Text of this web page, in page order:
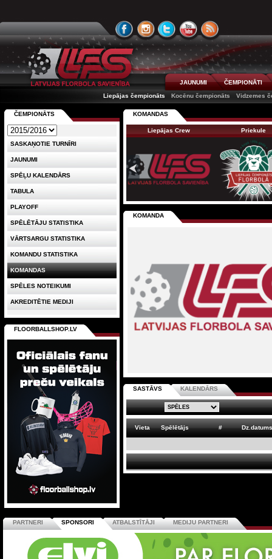
JAUNUMI
ČEMPIONĀTI
Liepājas čempionāts
Kocēnu čempionāts Vidzemes
KOMANDAS
Liepājas Crew Priekule
KOMANDA
SASTĀVS KALENDĀRS
Vieta Spēlētājs # Dz.datums
ČEMPIONĀTS
SASKAŅOTIE TURNĪRI
JAUNUMI
SPĒĻU KALENDĀRS
TABULA
PLAYOFF
SPĒLĒTĀJU STATISTIKA
VĀRTSARGU STATISTIKA
KOMANDU STATISTIKA
KOMANDAS
SPĒLES NOTEIKUMI
AKREDITĒTIE MEDIJI
FLOORBALLSHOP.LV
PARTNERI SPONSORI ATBALSTĪTĀJI MEDIJU PARTNERI